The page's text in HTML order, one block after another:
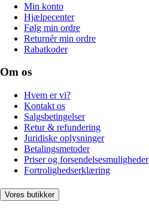
Min konto
Hjælpecenter
Følg min ordre
Returnér min ordre
Rabatkoder
Om os
Hvem er vi?
Kontakt os
Salgsbetingelser
Retur & refundering
Juridiske oplysninger
Betalingsmetoder
Priser og forsendelsesmuligheder
Fortrolighedserklæring
Vores butikker